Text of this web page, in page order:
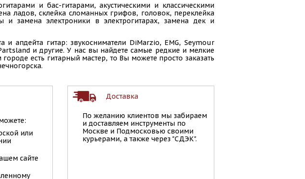
и бас-гитарами, акустическими и классическими
ладов, склейка сломанных грифов, головок, переклейка
и замена электроники в электрогитарах, замена дек и
апдейта гитар: звукосниматели DiMarzio, EMG, Seymour
и другие. У нас вы найдете самые редкие и мелкие
есть гитарный мастер, то Вы можете просто заказать
или
сайте
Доставка
По желанию клиентов мы забираем
и доставляем инструменты по
Москве и Подмосковью своими
курьерами, а также через "СДЭК".